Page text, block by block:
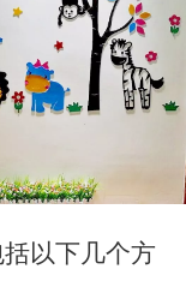
以下几个方